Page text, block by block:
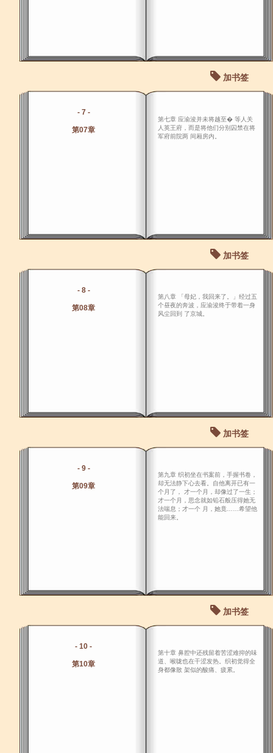
加书签
- 7 -
第07章
第七章 应渝浚并未将越至� 等人关
人英王府，而是将他们分别囚禁在将
军府前院两 间厢房内。
加书签
- 8 -
第08章
第八章 「母妃，我回来了。」经过五
个昼夜的奔波，应渝浚终于带着一身
风尘回到 了京城。
加书签
- 9 -
第09章
第九章 织初坐在书案前，手握书卷，
却无法静下心去看。自他离开已有一
个月了， 才一个月，却像过了一生；
才一个月，思念就如铅石般压得她无
法喘息；才一个 月，她竟……希望他
能回来。
加书签
- 10 -
第10章
第十章 鼻腔中还残留着苦涩难抑的味
道、喉咙也在干涩发热。织初觉得全
身都像散 架似的酸痛、疲累。